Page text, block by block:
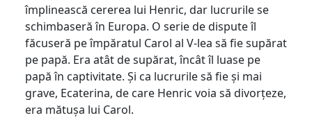
împlinească cererea lui Henric, dar lucrurile se
schimbaseră în Europa. O serie de dispute îl
făcuseră pe împăratul Carol al V-lea să fie supărat
pe papă. Era atât de supărat, încât îl luase pe
papă în captivitate. Și ca lucrurile să fie și mai
grave, Ecaterina, de care Henric voia să divorțeze,
era mătușa lui Carol.